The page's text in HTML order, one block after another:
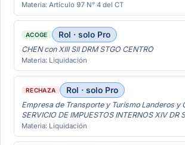
Materia: Artículo 97 N° 4 del CT
ACOGE Rol · solo Pro
CHEN con XIII SII DRM STGO CENTRO
Materia: Liquidación
RECHAZA Rol · solo Pro
Empresa de Transporte y Turismo Landeros y
SERVICIO DE IMPUESTOS INTERNOS XIV DR
Materia: Liquidación